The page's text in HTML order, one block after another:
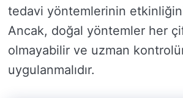
tedavi yöntemlerinin
Ancak, doğal yöntemler her
olmayabilir ve uzman
uygulanmalıdır.